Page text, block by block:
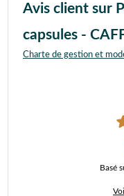
Avis client sur
capsules -
Charte de gestion et
Basé